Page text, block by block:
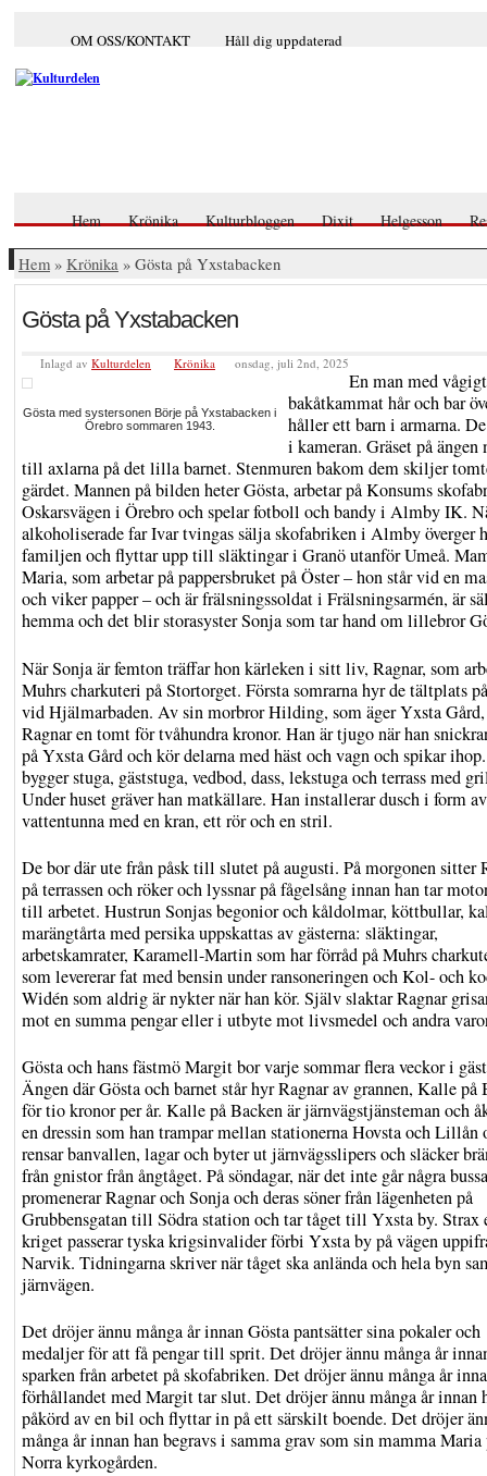
OM OSS/KONTAKT Håll dig uppdaterad
Hem Krönika Kulturbloggen Dixit Helgesson
Hem » Krönika » Gösta på Yxstabacken
Gösta på Yxstabacken
Inlagd av Kulturdelen Krönika onsdag, juli 2nd, 2025
Gösta med systersonen Börje på Yxstabacken i
Örebro sommaren 1943.
En man med vågigt
bakåtkammat hår och bar
håller ett barn i armarna.
i kameran. Gräset på ängen
till axlarna på det lilla barnet. Stenmuren bakom dem skiljer
gärdet. Mannen på bilden heter Gösta, arbetar på Konsums
Oskarsvägen i Örebro och spelar fotboll och bandy i Almby IK.
alkoholiserade far Ivar tvingas sälja skofabriken i Almby överger
familjen och flyttar upp till släktingar i Granö utanför Umeå.
Maria, som arbetar på pappersbruket på Öster – hon står vid en
och viker papper – och är frälsningssoldat i Frälsningsarmén, är
hemma och det blir storasyster Sonja som tar hand om lillebror
När Sonja är femton träffar hon kärleken i sitt liv, Ragnar, som
Muhrs charkuteri på Stortorget. Första somrarna hyr de tältplats
vid Hjälmarbaden. Av sin morbror Hilding, som äger Yxsta
Ragnar en tomt för tvåhundra kronor. Han är tjugo när han
på Yxsta Gård och kör delarna med häst och vagn och spikar
bygger stuga, gäststuga, vedbod, dass, lekstuga och terrass med
Under huset gräver han matkällare. Han installerar dusch i form
vattentunna med en kran, ett rör och en stril.
De bor där ute från påsk till slutet på augusti. På morgonen sitter
på terrassen och röker och lyssnar på fågelsång innan han tar
till arbetet. Hustrun Sonjas begonior och kåldolmar, köttbullar,
marängtårta med persika uppskattas av gästerna: släktingar,
arbetskamrater, Karamell-Martin som har förråd på Muhrs
som levererar fat med bensin under ransoneringen och Kol- och
Widén som aldrig är nykter när han kör. Själv slaktar Ragnar
mot en summa pengar eller i utbyte mot livsmedel och andra
Gösta och hans fästmö Margit bor varje sommar flera veckor i
Ängen där Gösta och barnet står hyr Ragnar av grannen, Kalle på
för tio kronor per år. Kalle på Backen är järnvägstjänsteman och
en dressin som han trampar mellan stationerna Hovsta och Lillån
rensar banvallen, lagar och byter ut järnvägsslipers och släcker
från gnistor från ångtåget. På söndagar, när det inte går några
promenerar Ragnar och Sonja och deras söner från lägenheten på
Grubbensgatan till Södra station och tar tåget till Yxsta by. Strax
kriget passerar tyska krigsinvalider förbi Yxsta by på vägen
Narvik. Tidningarna skriver när tåget ska anlända och hela byn
järnvägen.
Det dröjer ännu många år innan Gösta pantsätter sina pokaler och
medaljer för att få pengar till sprit. Det dröjer ännu många år
sparken från arbetet på skofabriken. Det dröjer ännu många år
förhållandet med Margit tar slut. Det dröjer ännu många år innan
påkörd av en bil och flyttar in på ett särskilt boende. Det dröjer
många år innan han begravs i samma grav som sin mamma Maria
Norra kyrkogården.